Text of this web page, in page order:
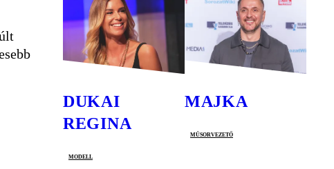
DUKAI
REGINA
modell
MAJKA
műsorvezető